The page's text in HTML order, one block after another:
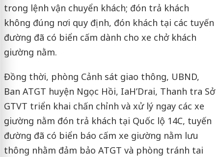
trong lệnh vận chuyển khách; đón trả khách
không đúng nơi quy định, đón khách tại các tuyến
đường đã có biển cấm dành cho xe chở khách
giường nằm.
Đồng thời, phòng Cảnh sát giao thông, UBND,
Ban ATGT huyện Ngọc Hồi, IaH’Drai, Thanh tra Sở
GTVT triển khai chấn chỉnh và xử lý ngay các xe
giường nằm đón trả khách tại Quốc lộ 14C, tuyến
đường đã có biển báo cấm xe giường nằm lưu
thông nhằm đảm bảo ATGT và phòng tránh tai